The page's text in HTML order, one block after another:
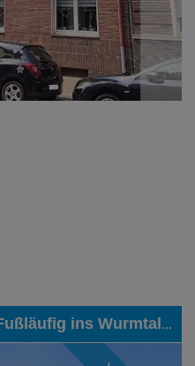
BEREITS VERKAUFT | Fußläufig ins Wurmtal? - Ihr neuer Lebensmittelpunkt an der Aachener Straße in Würselen!